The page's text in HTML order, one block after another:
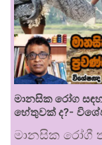
මානසික රෝග
හේතුවක් ද?-
මානසික රෝගී